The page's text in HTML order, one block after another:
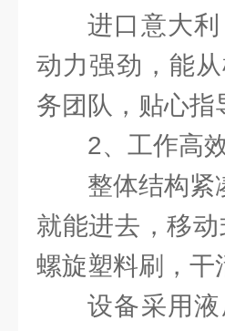
进口意大
动力强劲，能
务团队，贴心指
2、工作高
整体结构紧
就能进去，移
螺旋塑料刷，干
设备采用